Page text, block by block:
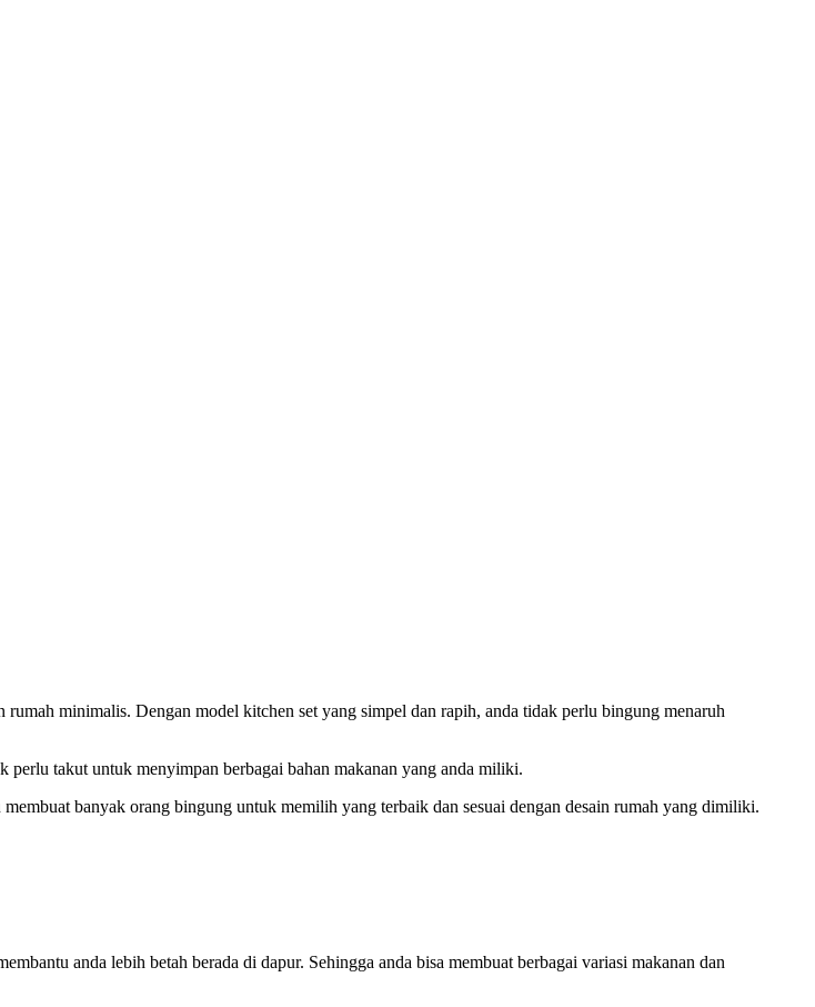
minimalis. Dengan model kitchen set yang simpel dan rapih, anda tidak perlu bingung menaruh
perlu takut untuk menyimpan berbagai bahan makanan yang anda miliki.
banyak orang bingung untuk memilih yang terbaik dan sesuai dengan desain rumah yang dimiliki.
anda lebih betah berada di dapur. Sehingga anda bisa membuat berbagai variasi makanan dan